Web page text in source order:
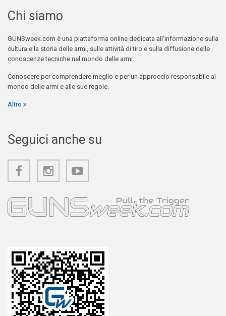
Chi siamo
GUNSweek.com è una piattaforma online dedicata all'informazione sulla
cultura e la storia delle armi, sulle attività di tiro e sulla diffusione delle
conoscenze tecniche nel mondo delle armi.
Conoscere per comprendere meglio e per un approccio responsabile al
mondo delle armi e alle sue regole.
Altro
Seguici anche su